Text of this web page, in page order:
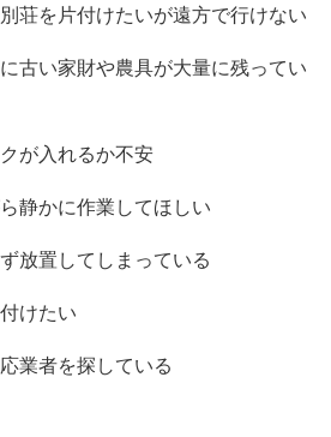
荘を片付けたいが遠方で行けない
古い家財や農具が大量に残ってい
が入れるか不安
静かに作業してほしい
放置してしまっている
けたい
業者を探している